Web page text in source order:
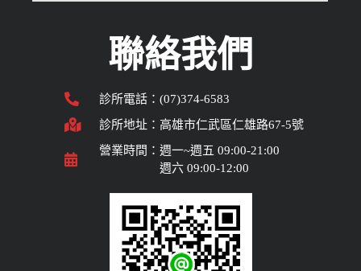
聯絡我們
診所電話：(07)374-6583
診所地址：高雄市仁武區仁雄路67-5號
營業時間：週一~週五 09:00-21:00
週六 09:00-12:00